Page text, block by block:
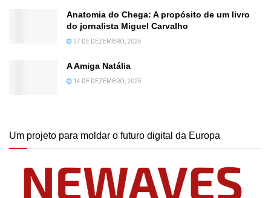
Anatomia do Chega: A propósito de um livro
do jornalista Miguel Carvalho
27 DE DEZEMBRO, 2025
A Amiga Natália
14 DE DEZEMBRO, 2025
Um projeto para moldar o futuro digital da Europa